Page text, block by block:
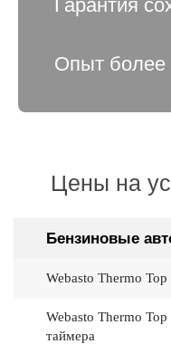
Гарантия
Опыт более
Цены на
Бензиновые
Webasto Thermo Top
Webasto Thermo Top
таймера